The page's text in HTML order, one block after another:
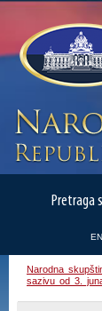
Pretraga
Narodna
sazivu od 3.